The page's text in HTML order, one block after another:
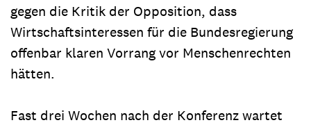
gegen die Kritik der Opposition, dass
Wirtschaftsinteressen für die Bundesregierung
offenbar klaren Vorrang vor Menschenrechten
hätten.
Fast drei Wochen nach der Konferenz wartet